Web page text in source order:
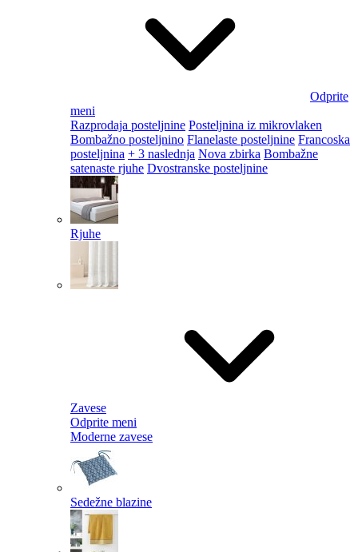
Odprite
meni
Razprodaja posteljnine Posteljnina iz mikrovlaken
Bombažno posteljnino Flanelaste posteljnine Francoska
posteljnina + 3 naslednja Nova zbirka Bombažne
satenaste rjuhe Dvostranske posteljnine
Rjuhe
Zavese
Odprite meni
Moderne zavese
Sedežne blazine